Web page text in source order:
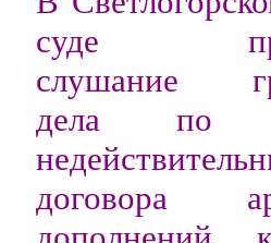
суде
слушание
дела по
договора